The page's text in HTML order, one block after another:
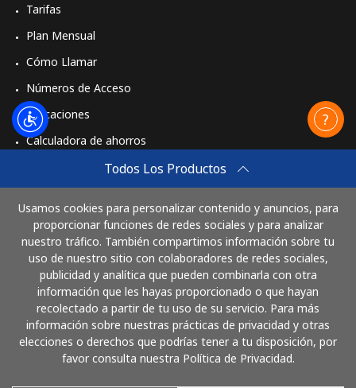
Todos Los Productos
Usamos cookies para personalizar contenido y anuncios, para
proporcionar funciones de redes sociales y para analizar
nuestro tráfico. También compartimos información sobre tu
uso de nuestro sitio con colaboradores de redes sociales,
publicidad y analítica que pueden combinarla con otra
información que les hayas proporcionado o que hayan
recolectado a partir de tu uso de su servicio. Para más
información sobre nuestras prácticas de privacidad y otras
elecciones o derechos que podrías tener a tu disposición, por
favor consulta nuestra Política de Privacidad.
Tarifas
Plan Mensual
Cómo Llamar
Números de Acceso
Aplicaciones
Calculadora de ahorros
Comprar
Cómo funciona
Paga con